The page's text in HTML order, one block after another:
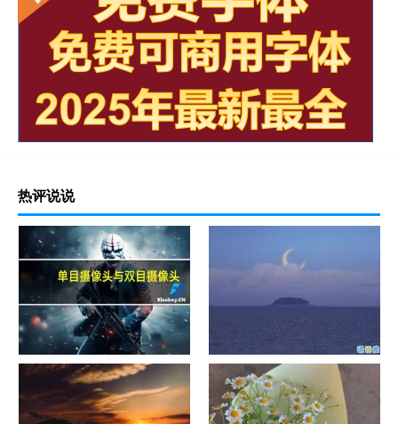
热评说说
单目摄像头与双目摄像头
晚安励志语录带图片 晚安心语
励志鸡汤